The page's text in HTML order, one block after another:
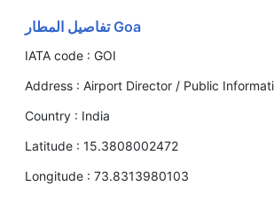
Goa تفاصيل المطار
IATA code :GOI
Address :Airport Director / Public
Country : India
Latitude :15.3808002472
Longitude :73.8313980103